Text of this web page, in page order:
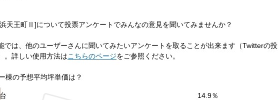
天王町Ⅱ]について投票アンケートでみんなの意見を聞いてみませんか？
では、他のユーザーさんに聞いてみたいアンケートを取ることが出来ます（Twitterの投
。詳しい使用方法は こちらのページをご参照ください。
棟の予想平均坪単価は？
14.9％